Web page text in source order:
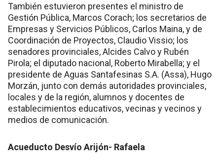
También estuvieron presentes el ministro de
Gestión Pública, Marcos Corach; los secretarios de
Empresas y Servicios Públicos, Carlos Maina, y de
Coordinación de Proyectos, Claudio Vissio; los
senadores provinciales, Alcides Calvo y Rubén
Pirola; el diputado nacional, Roberto Mirabella; y el
presidente de Aguas Santafesinas S.A. (Assa), Hugo
Morzán, junto con demás autoridades provinciales,
locales y de la región, alumnos y docentes de
establecimientos educativos, vecinas y vecinos y
medios de comunicación.
Acueducto Desvío Arijón- Rafaela